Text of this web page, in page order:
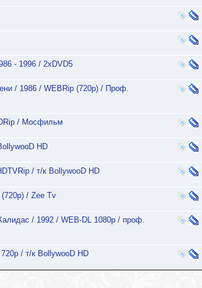
- 1996 / 2хDVD5
/ 1986 / WEBRip (720p) / Проф.
/ Мосфильм
HD
/ т/к BollywooD HD
/ Zee Tv
/ 1992 / WEB-DL 1080p / проф.
/ т/к BollywooD HD